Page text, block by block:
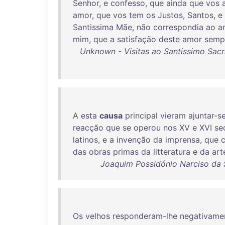
Senhor, e confesso, que ainda que vos
amor, que vos tem os Justos, Santos, e
Santissima Mãe, não correspondia ao
mim, que a satisfação deste amor
Unknown - Visitas ao Santissimo
A esta causa principal vieram ajuntar-
reacção que se operou nos XV e XVI
latinos, e a invenção da imprensa, que
das obras primas da litteratura e da
Joaquim Possidónio Narciso
Os velhos responderam-lhe